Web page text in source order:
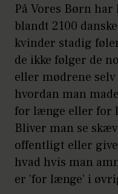
På Vores Børn
blandt 2100
kvinder stadig
de ikke følger de
eller mødrene
hvordan man
for længe eller for
Bliver man se
offentligt eller
hvad hvis man
er ’for længe’ i